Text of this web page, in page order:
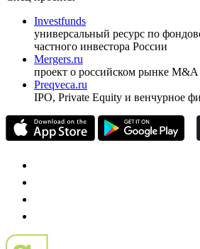
ежеквартальный аналитический журнал
оформить подписку
pro@cbonds.info
Спец проекты
Investfunds
универсальный ресурс по
частного инвестора России
проект о российском рынке M&A
Preqveca.ru